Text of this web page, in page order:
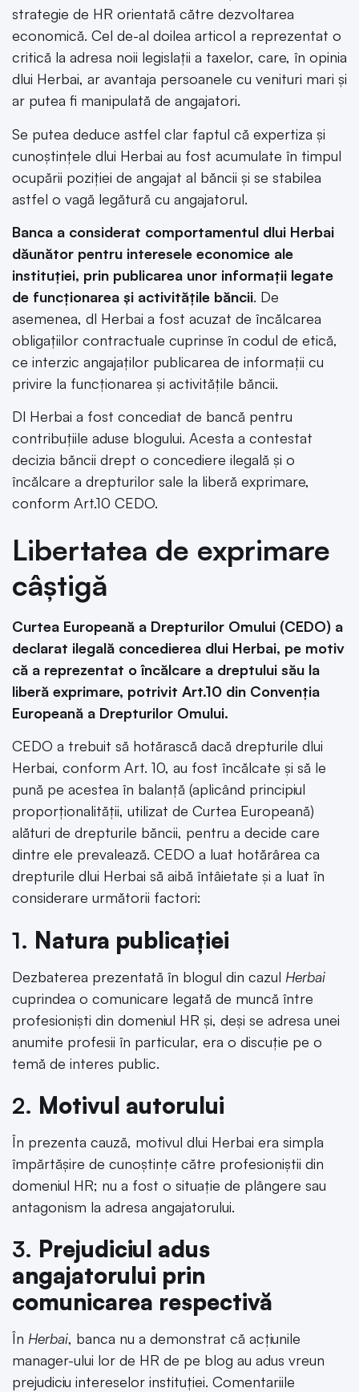
strategie de HR orientată către dezvoltarea
economică. Cel de-al doilea articol a reprezentat o
critică la adresa noii legislații a taxelor, care, în opinia
dlui Herbai, ar avantaja persoanele cu venituri mari și
ar putea fi manipulată de angajatori.
Se putea deduce astfel clar faptul că expertiza și
cunoștințele dlui Herbai au fost acumulate în timpul
ocupării poziției de angajat al băncii și se stabilea
astfel o vagă legătură cu angajatorul.
Banca a considerat comportamentul dlui Herbai
dăunător pentru interesele economice ale
instituției, prin publicarea unor informații legate
de funcționarea și activitățile băncii. De
asemenea, dl Herbai a fost acuzat de încălcarea
obligațiilor contractuale cuprinse în codul de etică,
ce interzic angajaților publicarea de informații cu
privire la funcționarea și activitățile băncii.
Dl Herbai a fost concediat de bancă pentru
contribuțiile aduse blogului. Acesta a contestat
decizia băncii drept o concediere ilegală și o
încălcare a drepturilor sale la liberă exprimare,
conform Art.10 CEDO.
Libertatea de exprimare
câștigă
Curtea Europeană a Drepturilor Omului (CEDO) a
declarat ilegală concedierea dlui Herbai, pe motiv
că a reprezentat o încălcare a dreptului său la
liberă exprimare, potrivit Art.10 din Convenția
Europeană a Drepturilor Omului.
CEDO a trebuit să hotărască dacă drepturile dlui
Herbai, conform Art. 10, au fost încălcate și să le
pună pe acestea în balanță (aplicând principiul
proporționalității, utilizat de Curtea Europeană)
alături de drepturile băncii, pentru a decide care
dintre ele prevalează. CEDO a luat hotărârea ca
drepturile dlui Herbai să aibă întâietate și a luat în
considerare următorii factori:
1. Natura publicației
Dezbaterea prezentată în blogul din cazul Herbai
cuprindea o comunicare legată de muncă între
profesioniști din domeniul HR și, deși se adresa unei
anumite profesii în particular, era o discuție pe o
temă de interes public.
2. Motivul autorului
În prezenta cauză, motivul dlui Herbai era simpla
împărtășire de cunoștințe către profesioniștii din
domeniul HR; nu a fost o situație de plângere sau
antagonism la adresa angajatorului.
3. Prejudiciul adus
angajatorului prin
comunicarea respectivă
În Herbai, banca nu a demonstrat că acțiunile
manager-ului lor de HR de pe blog au adus vreun
prejudiciu intereselor instituției. Comentariile